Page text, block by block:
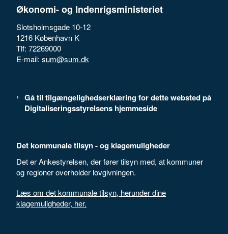
Økonomi- og Indenrigsministeriet
Slotsholmsgade 10-12
1216 København K
Tlf: 72269000
E-mail: sum@sum.dk
Gå til tilgængelighedserklæring for dette websted på
Digitaliseringsstyrelsens hjemmeside
Det kommunale tilsyn - og klagemuligheder
Det er Ankestyrelsen, der fører tilsyn med, at kommuner
og regioner overholder lovgivningen.
Læs om det kommunale tilsyn, herunder dine
klagemuligheder, her.